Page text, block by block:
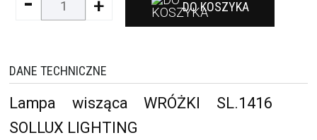
+ DO KOSZYKA
DANE TECHNICZNE
Lampa wisząca WRÓŻKI SL.1416
SOLLUX LIGHTING